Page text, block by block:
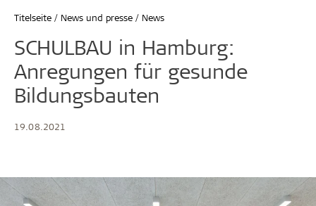
Titelseite News und presse News
SCHULBAU in Hamburg:
Anregungen für gesunde
Bildungsbauten
19.08.2021